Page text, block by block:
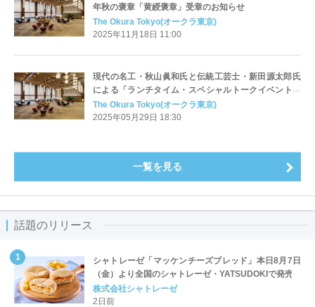
年秋の褒章「黄綬褒章」受章のお知らせ
The Okura Tokyo(オークラ東京)
2025年11月18日 11:00
現代の名工・秋山眞和氏と伝統工芸士・新田源太郎氏
による「ランチタイム・スペシャルトークイベント」
を9月1日に開催 ＜6月2日(月)10:00より予約開始＞
The Okura Tokyo(オークラ東京)
2025年05月29日 18:30
一覧を見る
話題のリリース
シャトレーゼ「マッケンチーズブレッド」本日8月7日
（金）より全国のシャトレーゼ・YATSUDOKIで発売
株式会社シャトレーゼ
2日前